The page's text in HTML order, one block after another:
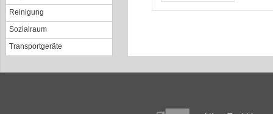
Reinigung
Sozialraum
Transportgeräte